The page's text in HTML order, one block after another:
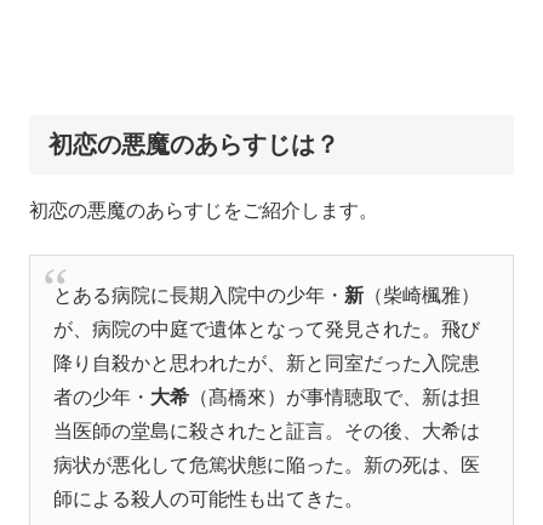
初恋の悪魔のあらすじは？
初恋の悪魔のあらすじをご紹介します。
とある病院に長期入院中の少年・ 新 （柴崎楓雅）
が、病院の中庭で遺体となって発見された。飛び
降り自殺かと思われたが、新と同室だった入院患
者の少年・ 大希 （髙橋來）が事情聴取で、新は担
当医師の堂島に殺されたと証言。その後、大希は
病状が悪化して危篤状態に陥った。新の死は、医
師による殺人の可能性も出てきた。